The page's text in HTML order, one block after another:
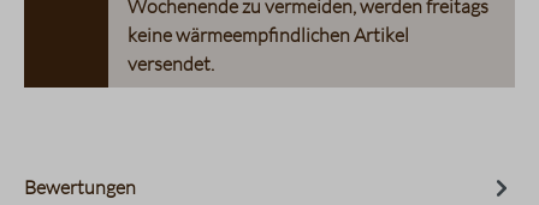
Wochenende zu vermeiden, werden freitags
keine wärmeempfindlichen Artikel
versendet.
Bewertungen